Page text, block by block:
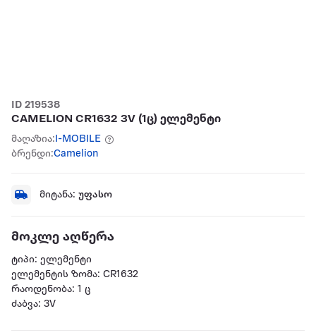
ID 219538
CAMELION CR1632 3V (1ც) ელემენტი
მაღაზია:I-MOBILE
ბრენდი:Camelion
მიტანა: უფასო
მოკლე აღწერა
ტიპი: ელემენტი
ელემენტის ზომა: CR1632
რაოდენობა: 1 ც
ძაბვა: 3V